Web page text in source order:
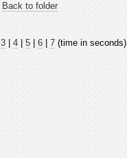
Back to folder
3 4 5 6 7 (time in seconds)